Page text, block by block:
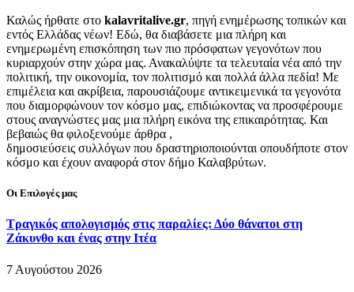
Καλώς ήρθατε στο kalavritalive.gr, πηγή ενημέρωσης τοπικών και
εντός Ελλάδας νέων! Εδώ, θα διαβάσετε μια πλήρη και
ενημερωμένη επισκόπηση των πιο πρόσφατων γεγονότων που
κυριαρχούν στην χώρα μας. Ανακαλύψτε τα τελευταία νέα από την
πολιτική, την οικονομία, τον πολιτισμό και πολλά άλλα πεδία! Με
επιμέλεια και ακρίβεια, παρουσιάζουμε αντικειμενικά τα γεγονότα
που διαμορφώνουν τον κόσμο μας, επιδιώκοντας να προσφέρουμε
στους αναγνώστες μας μια πλήρη εικόνα της επικαιρότητας. Και
βεβαιώς θα φιλοξενούμε άρθρα ,
δημοσιεύσεις συλλόγων που δραστηριοποιούνται οπουδήποτε στον
κόσμο και έχουν αναφορά στον δήμο Καλαβρύτων.
Οι Επιλογές μας
Τραγικός απολογισμός στις παραλίες: Δύο θάνατοι στη
Ζάκυνθο και ένας στην Ιτέα
7 Αυγούστου 2026